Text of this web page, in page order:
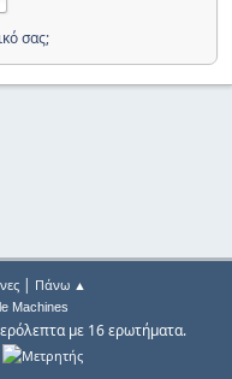
σας;
| Πάνω ▲
Machines
με 16 ερωτήματα.